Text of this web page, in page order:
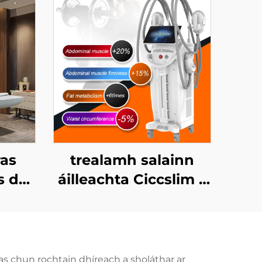
do
trealamh salainn
áilleachta Ciccslim 3
(EMS)
chun rochtain dhíreach a sholáthar ar